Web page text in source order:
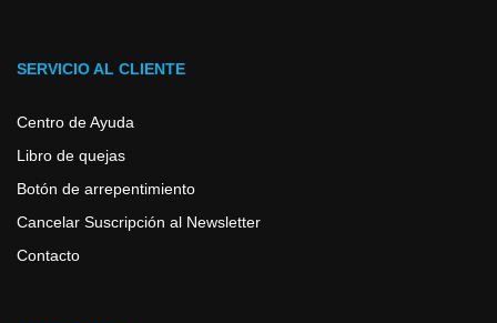
SERVICIO AL CLIENTE
Centro de Ayuda
Libro de quejas
Botón de arrepentimiento
Cancelar Suscripción al Newsletter
Contacto